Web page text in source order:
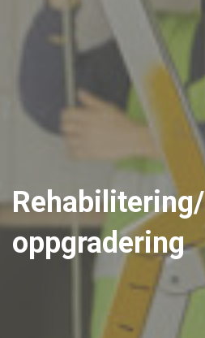
Rehabilitering/
oppgradering